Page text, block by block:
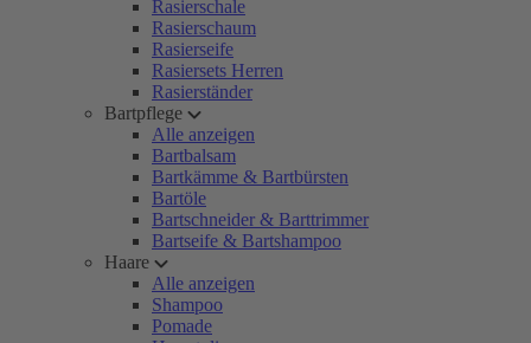
Rasierschale
Rasierschaum
Rasierseife
Rasiersets Herren
Rasierständer
Bartpflege
Alle anzeigen
Bartbalsam
Bartkämme & Bartbürsten
Bartöle
Bartschneider & Barttrimmer
Bartseife & Bartshampoo
Haare
Alle anzeigen
Shampoo
Pomade